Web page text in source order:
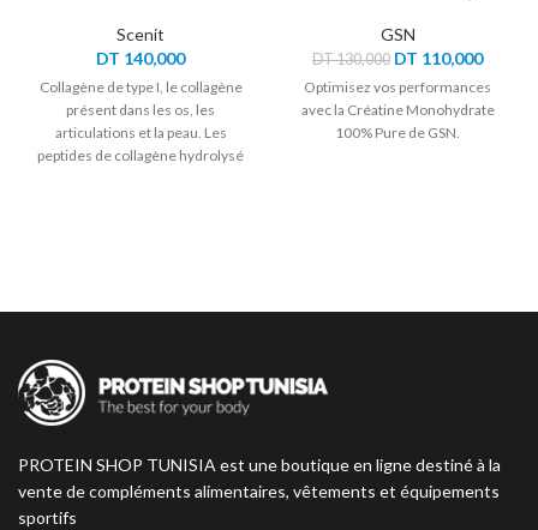
Scenit
DT 140,000
Collagène de type I, le collagène
présent dans les os, les
articulations et la peau. Les
peptides de collagène hydrolysé
GSN
DT130,000 Le
initial
était :
DT 130,000.
DT 110,000Le
est :
Optimisez vos performances
avec la Créatine Monohydrate
100% Pure de GSN.
PROTEIN SHOP TUNISIA est une boutique en ligne destiné à la
vente de compléments alimentaires, vêtements et équipements
sportifs